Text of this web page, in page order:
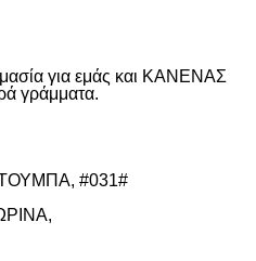
για εμάς και ΚΑΝΕΝΑΣ
γράμματα.
#031#